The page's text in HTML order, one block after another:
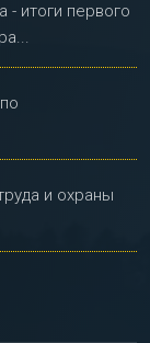
- итоги первого
и охраны